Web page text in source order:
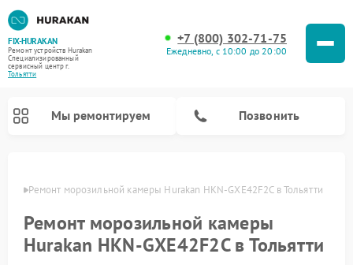
FIX-HURAKAN
Ремонт устройств Hurakan
Специализированный
cервисный центр г.
Тольятти
+7 (800) 302-71-75
Ежедневно, с 10:00 до 20:00
Мы ремонтируем Позвонить
Ремонт морозильной камеры Hurakan HKN-GXE42F2C в Тольятти
Ремонт морозильной камеры
Hurakan HKN-GXE42F2C в Тольятти